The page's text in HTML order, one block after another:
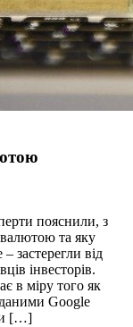
пояснили, з
та яку
застерегли від
інвесторів.
в міру того як
даними Google
[…]